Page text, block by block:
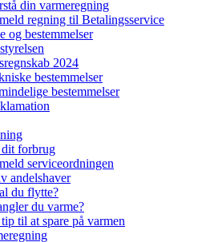
din varmeregning
regning til Betalingsservice
og bestemmelser
2024
bestemmelser
bestemmelser
dit forbrug
serviceordningen
andelshaver
du flytte?
du varme?
til at spare på varmen